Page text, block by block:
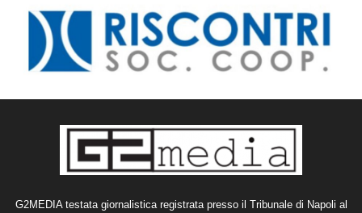
G2MEDIA testata giornalistica registrata presso il Tribunale di Napoli al